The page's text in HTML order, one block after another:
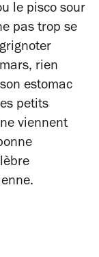
le pisco sour
pas trop se
rien
estomac
petits
viennent